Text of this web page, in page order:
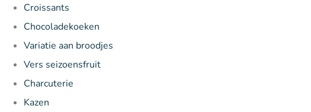
Croissants
Chocoladekoeken
Variatie aan broodjes
Vers seizoensfruit
Charcuterie
Kazen